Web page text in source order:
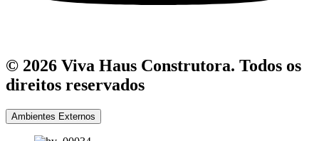
© 2026 Viva Haus Construtora. Todos os
direitos reservados
Ambientes Externos